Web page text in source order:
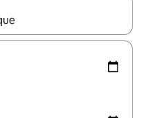
utilisez les flèches vers le